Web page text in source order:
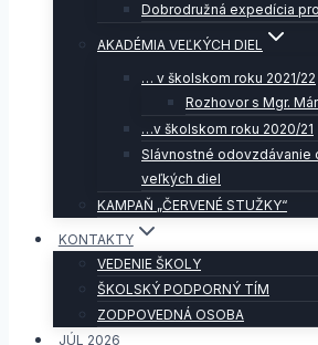
Dobrodružná expedícia
AKADÉMIA VEĽKÝCH DIEL
… v školskom roku 2021/22
Rozhovor s Mgr.
…v školskom roku 2020/21
Slávnostné odovzdávanie
veľkých diel
KAMPAŇ „ČERVENÉ STUŽKY“
KONTAKTY
VEDENIE ŠKOLY
ŠKOLSKÝ PODPORNÝ TÍM
ZODPOVEDNÁ OSOBA
JÚL 2026